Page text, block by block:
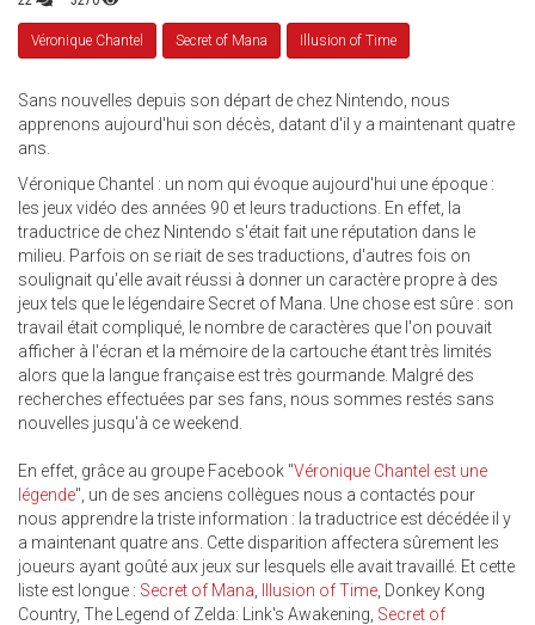
Véronique Chantel Secret of Mana Illusion of Time
Sans nouvelles depuis son départ de chez Nintendo, nous
apprenons aujourd'hui son décès, datant d'il y a maintenant quatre
ans.
Véronique Chantel : un nom qui évoque aujourd'hui une époque :
les jeux vidéo des années 90 et leurs traductions. En effet, la
traductrice de chez Nintendo s'était fait une réputation dans le
milieu. Parfois on se riait de ses traductions, d'autres fois on
soulignait qu'elle avait réussi à donner un caractère propre à des
jeux tels que le légendaire Secret of Mana. Une chose est sûre : son
travail était compliqué, le nombre de caractères que l'on pouvait
afficher à l'écran et la mémoire de la cartouche étant très limités
alors que la langue française est très gourmande. Malgré des
recherches effectuées par ses fans, nous sommes restés sans
nouvelles jusqu'à ce weekend.
En effet, grâce au groupe Facebook "Véronique Chantel est une
légende", un de ses anciens collègues nous a contactés pour
nous apprendre la triste information : la traductrice est décédée il y
a maintenant quatre ans. Cette disparition affectera sûrement les
joueurs ayant goûté aux jeux sur lesquels elle avait travaillé. Et cette
liste est longue : Secret of Mana Illusion of Time , Donkey Kong
Country, The Legend of Zelda: Link's Awakening, Secret of